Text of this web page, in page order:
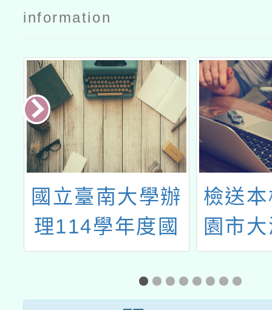
information
國立臺南大學辦
理114學年度國
民教育中央輔導
團語文領域本土
檢送
園市
育及科
月份